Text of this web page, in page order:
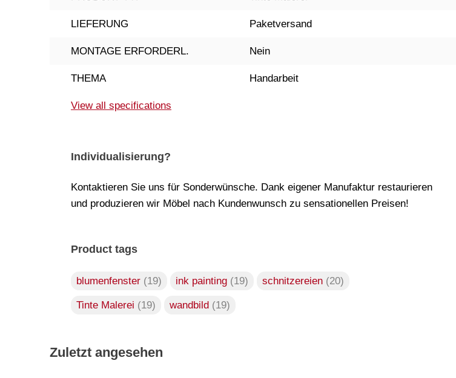
LIEFERUNG Paketversand
MONTAGE ERFORDERL. Nein
THEMA Handarbeit
View all specifications
Individualisierung?
Kontaktieren Sie uns für Sonderwünsche. Dank eigener Manufaktur restaurieren
und produzieren wir Möbel nach Kundenwunsch zu sensationellen Preisen!
Product tags
blumenfenster (19) ink painting (19) schnitzereien (20)
Tinte Malerei (19) wandbild (19)
Zuletzt angesehen